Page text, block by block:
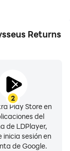
Returns
2
Play Store en
del
de LDPlayer,
inicia sesión en
de Google.